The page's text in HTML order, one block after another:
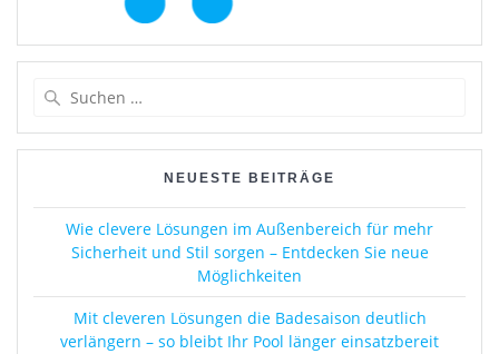
NEUESTE BEITRÄGE
Wie clevere Lösungen im Außenbereich für mehr
Sicherheit und Stil sorgen – Entdecken Sie neue
Möglichkeiten
Mit cleveren Lösungen die Badesaison deutlich
verlängern – so bleibt Ihr Pool länger einsatzbereit